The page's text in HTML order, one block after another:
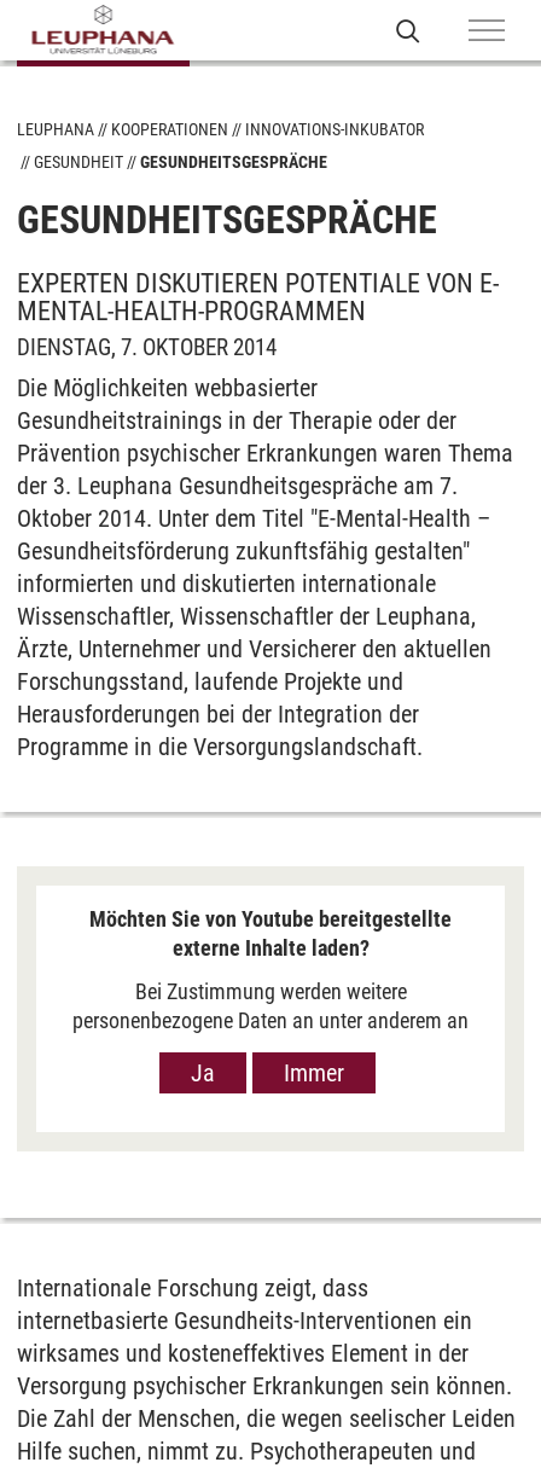
LEUPHANA KOOPERATIONEN
INNOVATIONS-INKUBATOR
GESUNDHEIT
GESUNDHEITSGESPRÄCHE
GESUNDHEITSGESPRÄCHE
EXPERTEN DISKUTIEREN POTENTIALE VON E-
MENTAL-HEALTH-PROGRAMMEN
DIENSTAG, 7. OKTOBER 2014
Die Möglichkeiten webbasierter
Gesundheitstrainings in der Therapie oder der
Prävention psychischer Erkrankungen waren Thema
der 3. Leuphana Gesundheitsgespräche am 7.
Oktober 2014. Unter dem Titel "E-Mental-Health –
Gesundheitsförderung zukunftsfähig gestalten"
informierten und diskutierten internationale
Wissenschaftler, Wissenschaftler der Leuphana,
Ärzte, Unternehmer und Versicherer den aktuellen
Forschungsstand, laufende Projekte und
Herausforderungen bei der Integration der
Programme in die Versorgungslandschaft.
Möchten Sie von Youtube bereitgestellte
externe Inhalte laden?
Bei Zustimmung werden weitere
personenbezogene Daten an unter anderem an
Google in den USA übermittelt, um Ihnen Youtube-
Videos anzuzeigen. Der Europäische Gerichtshof
an EU-Standards, jedoch als unzureichend
verarbeitet werden können. Klicken Sie auf „Ja“
Videos. Bei Klick auf „Immer“ erfolgt die
Weitergabe generell bei Anzeige von Youtube-
Videos auf unserer Seite. Nähere Informationen
hierzu entnehmen Sie bitte unserer
Datenschutzerklärung.
Ja Immer
Internationale Forschung zeigt, dass
internetbasierte Gesundheits-Interventionen ein
wirksames und kosteneffektives Element in der
Versorgung psychischer Erkrankungen sein können.
Die Zahl der Menschen, die wegen seelischer Leiden
Hilfe suchen, nimmt zu. Psychotherapeuten und